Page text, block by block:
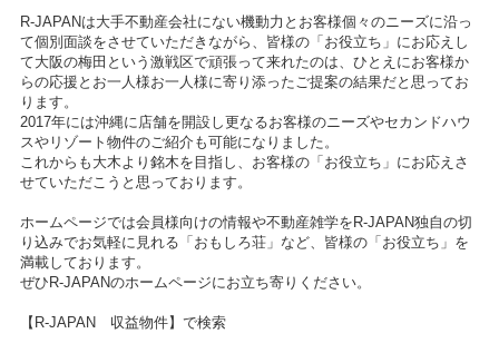
R-JAPANは大手不動産会社にない機動力とお客様個々のニーズに沿っ
て個別面談をさせていただきながら、皆様の「お役立ち」にお応えし
て大阪の梅田という激戦区で頑張って来れたのは、ひとえにお客様か
らの応援とお一人様お一人様に寄り添ったご提案の結果だと思ってお
ります。
2017年には沖縄に店舗を開設し更なるお客様のニーズやセカンドハウ
スやリゾート物件のご紹介も可能になりました。
これからも大木より銘木を目指し、お客様の「お役立ち」にお応えさ
せていただこうと思っております。
ホームページでは会員様向けの情報や不動産雑学をR-JAPAN独自の切
り込みでお気軽に見れる「おもしろ荘」など、皆様の「お役立ち」を
満載しております。
ぜひR-JAPANのホームページにお立ち寄りください。
【R-JAPAN 収益物件】で検索